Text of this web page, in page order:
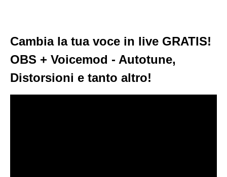
Cambia la tua voce in live GRATIS!
OBS + Voicemod - Autotune,
Distorsioni e tanto altro!